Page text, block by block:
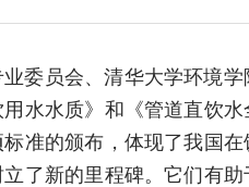
委员会、清华大学环境
水水质》和《管道直饮
准的颁布，体现了我国
了新的里程碑。它们有